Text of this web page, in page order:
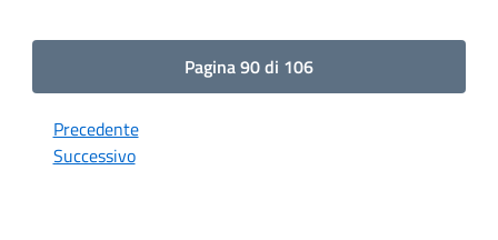
Pagina 90 di 106
Precedente
Successivo